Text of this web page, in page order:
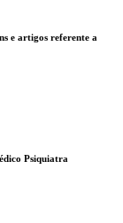
e artigos referente a
Psiquiatra